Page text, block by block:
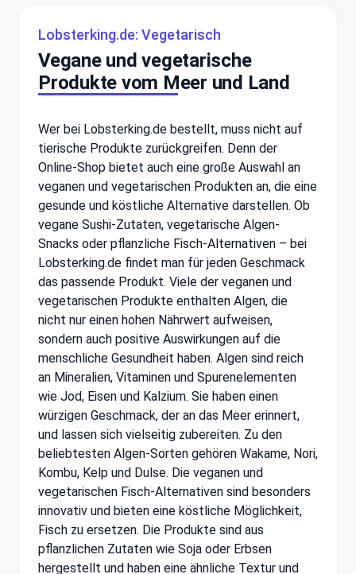
Lobsterking.de: Vegetarisch
Vegane und vegetarische
Produkte vom Meer und Land
Wer bei Lobsterking.de bestellt, muss nicht auf
tierische Produkte zurückgreifen. Denn der
Online-Shop bietet auch eine große Auswahl an
veganen und vegetarischen Produkten an, die eine
gesunde und köstliche Alternative darstellen. Ob
vegane Sushi-Zutaten, vegetarische Algen-
Snacks oder pflanzliche Fisch-Alternativen – bei
Lobsterking.de findet man für jeden Geschmack
das passende Produkt. Viele der veganen und
vegetarischen Produkte enthalten Algen, die
nicht nur einen hohen Nährwert aufweisen,
sondern auch positive Auswirkungen auf die
menschliche Gesundheit haben. Algen sind reich
an Mineralien, Vitaminen und Spurenelementen
wie Jod, Eisen und Kalzium. Sie haben einen
würzigen Geschmack, der an das Meer erinnert,
und lassen sich vielseitig zubereiten. Zu den
beliebtesten Algen-Sorten gehören Wakame, Nori,
Kombu, Kelp und Dulse. Die veganen und
vegetarischen Fisch-Alternativen sind besonders
innovativ und bieten eine köstliche Möglichkeit,
Fisch zu ersetzen. Die Produkte sind aus
pflanzlichen Zutaten wie Soja oder Erbsen
hergestellt und haben eine ähnliche Textur und